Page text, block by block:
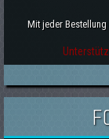
Mit jeder Bestellung